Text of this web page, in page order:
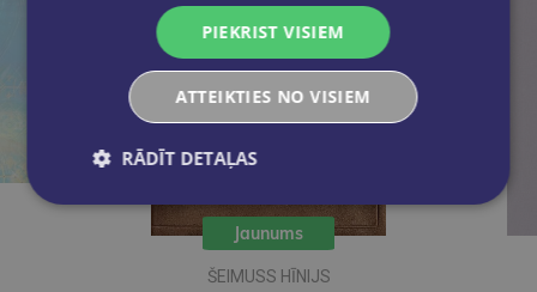
Jaunums
ŠEIMUSS HĪNIJS
PIEKRIST VISIEM
ATTEIKTIES NO VISIEM
RĀDĪT DETAĻAS